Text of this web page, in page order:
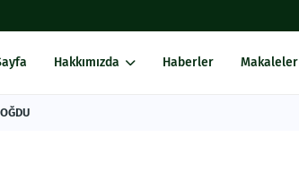
Hakkımızda Haberler Makaleler